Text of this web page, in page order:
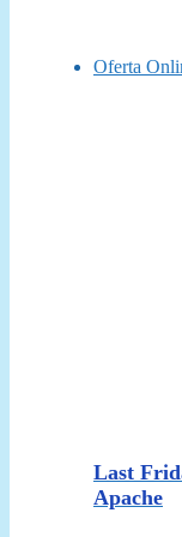
Oferta
Last
Apache